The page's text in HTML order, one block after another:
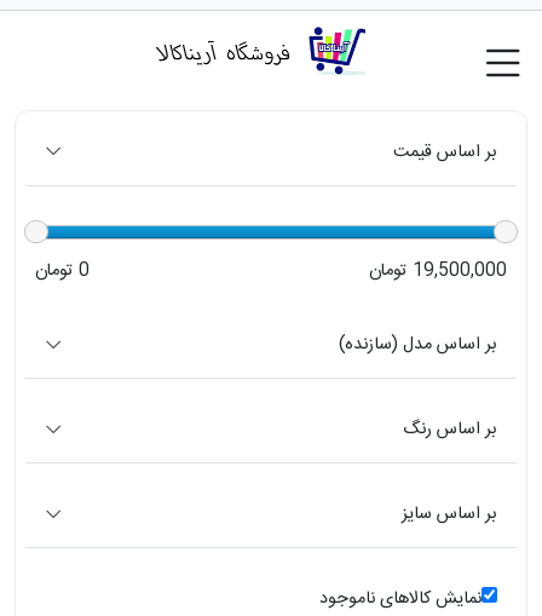
بر اساس قیمت
19,500,000 تومان 0 تومان
بر اساس مدل (سازنده)
بر اساس رنگ
بر اساس سایز
نمایش کالاهای ناموجود